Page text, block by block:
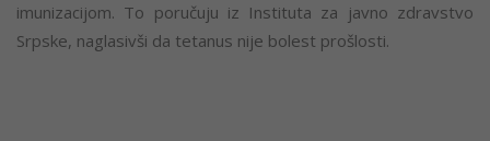
imunizacijom. To poručuju iz Instituta za javno zdravstvo
Srpske, naglasivši da tetanus nije bolest prošlosti.